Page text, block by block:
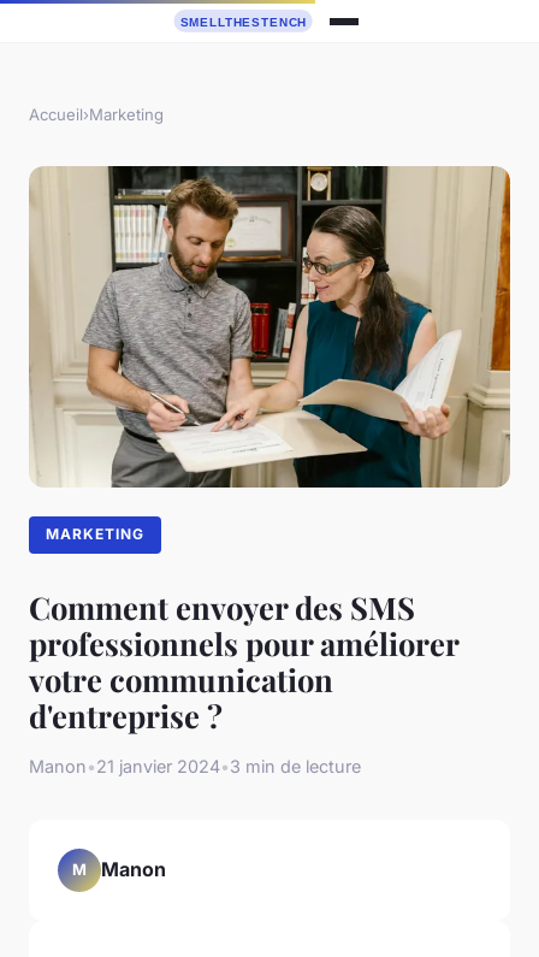
Accueil›Marketing
MARKETING
Comment envoyer des SMS
professionnels pour améliorer
votre communication
d'entreprise ?
Manon•21 janvier 2024•3 min de lecture
M Manon